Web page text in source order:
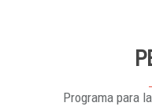
Programa para